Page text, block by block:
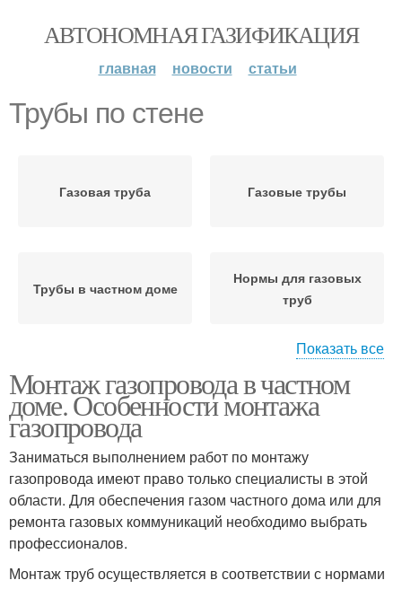
АВТОНОМНАЯ ГАЗИФИКАЦИЯ
главная новости статьи
Трубы по стене
Газовая труба Газовые трубы
Трубы в частном доме
Нормы для газовых
труб
Трубы в квартире
Показать все
Монтаж газопровода в частном
доме. Особенности монтажа
газопровода
Заниматься выполнением работ по монтажу
газопровода имеют право только специалисты в этой
области. Для обеспечения газом частного дома или для
ремонта газовых коммуникаций необходимо выбрать
профессионалов.
Монтаж труб осуществляется в соответствии с нормами